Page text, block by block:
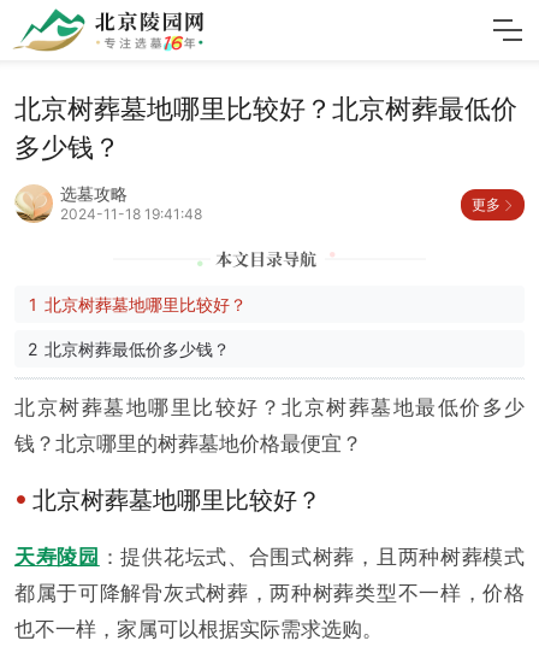
北京树葬墓地哪里比较好？北京树葬最低价
多少钱？
选墓攻略
2024-11-18 19:41:48
更多
北京树葬墓地哪里比较好？
北京树葬最低价多少钱？
北京树葬墓地哪里比较好？北京树葬墓地最低价多少
钱？北京哪里的树葬墓地价格最便宜？
北京树葬墓地哪里比较好？
天寿陵园 ：提供花坛式、合围式树葬，且两种树葬模式
都属于可降解骨灰式树葬，两种树葬类型不一样，价格
也不一样，家属可以根据实际需求选购。